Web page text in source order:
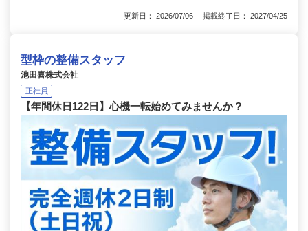
更新日： 2026/07/06 掲載終了日： 2027/04/25
型枠の整備スタッフ
池田喜株式会社
正社員
【年間休日122日】心機一転始めてみませんか？